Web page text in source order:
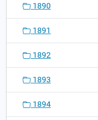
1890
1891
1892
1893
1894